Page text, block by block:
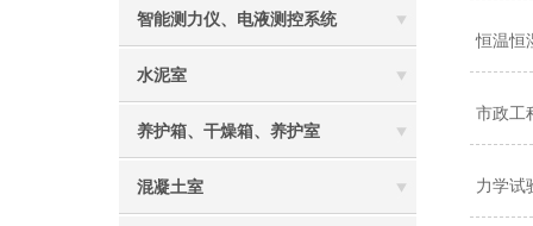
智能测力仪、电液测控系统
水泥室
养护箱、干燥箱、养护室
混凝土室
恒温恒
市政工
力学试